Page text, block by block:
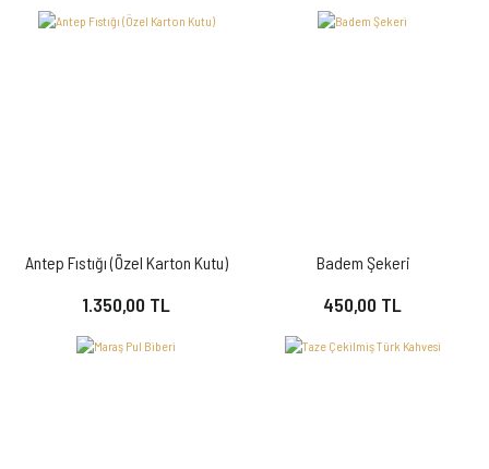
Antep Fıstığı (Özel Karton Kutu)
1.350,00 TL
Badem Şekeri
450,00 TL